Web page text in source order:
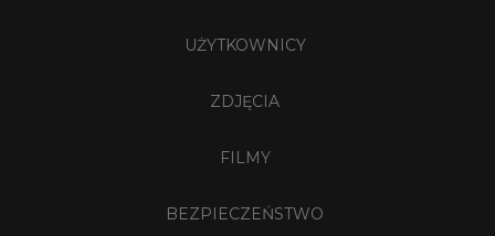
UŻYTKOWNICY
ZDJĘCIA
FILMY
BEZPIECZEŃSTWO